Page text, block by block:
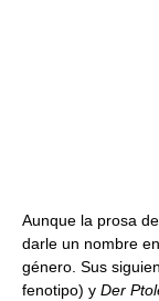
Aunque la prosa
darle un nombre
género. Sus
fenotipo) y Der